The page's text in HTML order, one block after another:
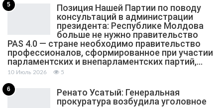
5
Позиция Нашей Партии по поводу
консультаций в администрации
президента: Республике Молдова
больше не нужно правительство
PAS 4.0 — стране необходимо правительство
профессионалов, сформированное при участии
парламентских и внепарламентских партий,…
10 Июль 2026 5
6
Ренато Усатый: Генеральная
прокуратура возбудила уголовное